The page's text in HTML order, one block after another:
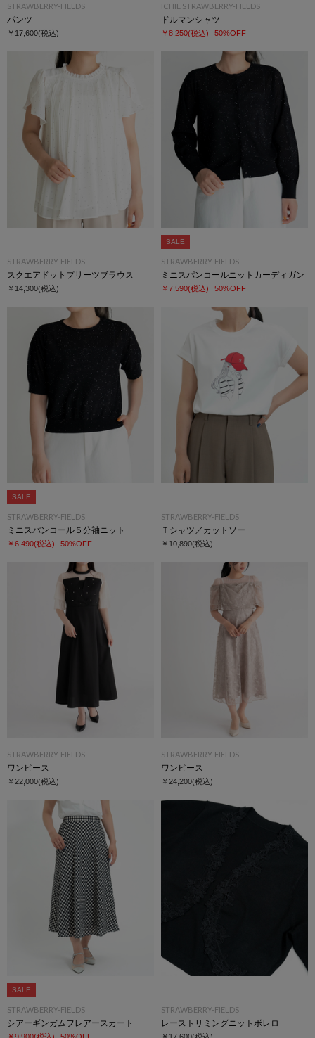
STRAWBERRY-FIELDS
パンツ
￥17,600(税込)
ICHIE STRAWBERRY-FIELDS
ドルマンシャツ
￥8,250(税込) 50%OFF
STRAWBERRY-FIELDS
スクエアドットプリーツブラウス
￥14,300(税込)
SALE
STRAWBERRY-FIELDS
ミニスパンコールニットカーディガン
￥7,590(税込) 50%OFF
SALE
STRAWBERRY-FIELDS
ミニスパンコール５分袖ニット
￥6,490(税込) 50%OFF
STRAWBERRY-FIELDS
Ｔシャツ／カットソー
￥10,890(税込)
STRAWBERRY-FIELDS
ワンピース
￥22,000(税込)
STRAWBERRY-FIELDS
ワンピース
￥24,200(税込)
SALE
STRAWBERRY-FIELDS
シアーギンガムフレアースカート
STRAWBERRY-FIELDS
レーストリミングニットボレロ